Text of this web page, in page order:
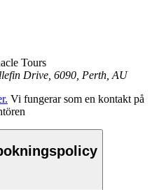
Tours
Drive, 6090, Perth, AU
Vi fungerar som en kontakt på